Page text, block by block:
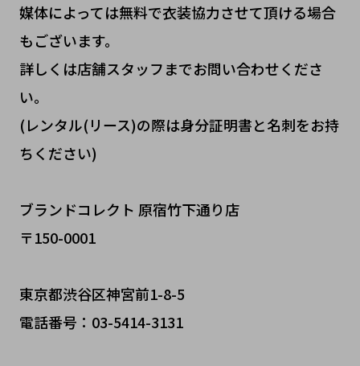
媒体によっては無料で衣装協力させて頂ける場合
もございます。
詳しくは店舗スタッフまでお問い合わせくださ
い。
(レンタル(リース)の際は身分証明書と名刺をお持
ちください)
ブランドコレクト 原宿竹下通り店
〒150-0001
東京都渋谷区神宮前1-8-5
電話番号：03-5414-3131